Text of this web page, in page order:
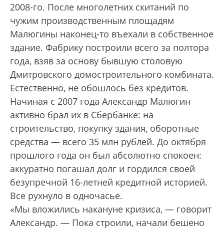
2008-го. После многолетних скитаний по
чужим производственным площадям
Малюгины наконец-то въехали в собственное
здание. Фабрику построили всего за полтора
года, взяв за основу бывшую столовую
Дмитровского домостроительного комбината.
Естественно, не обошлось без кредитов.
Начиная с 2007 года Александр Малюгин
активно брал их в Сбербанке: на
строительство, покупку здания, оборотные
средства — всего 35 млн рублей. До октября
прошлого года он был абсолютно спокоен:
аккуратно погашал долг и гордился своей
безупречной 16-летней кредитной историей.
Все рухнуло в одночасье.
«Мы вложились накануне кризиса, — говорит
Александр. — Пока строили, начали бешено